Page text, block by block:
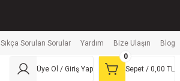
Sıkça Sorulan Sorular Yardım Bize Ulaşın Blog
Üye Ol / Giriş Yap
0
Sepet / 0,00 TL